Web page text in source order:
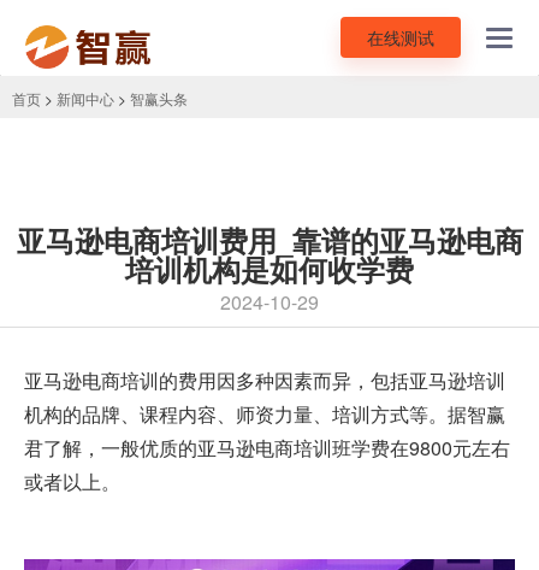
在线测试
首页 > 新闻中心 > 智赢头条
亚马逊电商培训费用_靠谱的亚马逊电商
培训机构是如何收学费
2024-10-29
亚马逊电商培训的费用因多种因素而异，包括亚马逊培训
机构的品牌、课程内容、师资力量、培训方式等。据智赢
君了解，一般优质的亚马逊电商培训班学费在9800元左右
或者以上。